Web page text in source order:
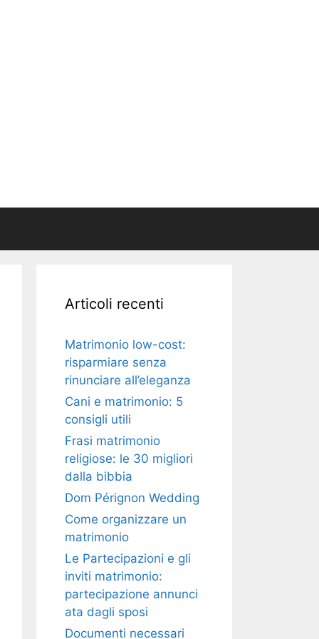
Articoli recenti
Matrimonio low-cost:
risparmiare senza
rinunciare all’eleganza
Cani e matrimonio: 5
consigli utili
Frasi matrimonio
religiose: le 30 migliori
dalla bibbia
Dom Pérignon Wedding
Come organizzare un
matrimonio
Le Partecipazioni e gli
inviti matrimonio:
partecipazione annunci
ata dagli sposi
Documenti necessari